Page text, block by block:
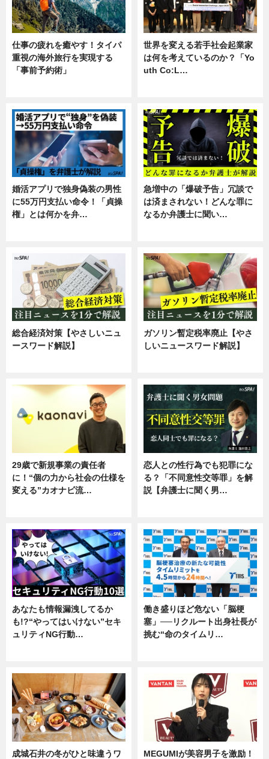
仕事の疲れを癒やす！タイパ
重視の海外旅行を実現する
「事前予約術」
世界を変える若手社会起業家
は何を考えているのか？「Yo
uth Co:L…
婚活アプリで独身偽装の男性
に55万円支払い命令！「貞操
権」とは何かを弁…
急増中の「爆破予告」冗談で
は済まされない！どんな罪に
なるか弁護士に聞い…
総合経済対策【やさしいニュ
ースワード解説】
ガソリン暫定税率廃止【やさ
しいニュースワード解説】
29歳で新規事業の責任者
に！“個の力から社会の仕様を
変える”カオナビ流…
恋人との性行為でも犯罪にな
る？「不同意性交等罪」を解
説【弁護士に聞く男…
あなたも情報漏洩してるか
も!?“やってはいけない”セキ
ュリティNG行動…
働き盛りほど危ない「脳梗
塞」──リクルート出身社長が
挑む“命のタイムリ…
成城石井の冬がひと味違うワ
MEGUMIが美容男子を激励！